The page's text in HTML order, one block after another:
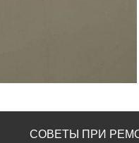
СОВЕТЫ ПРИ